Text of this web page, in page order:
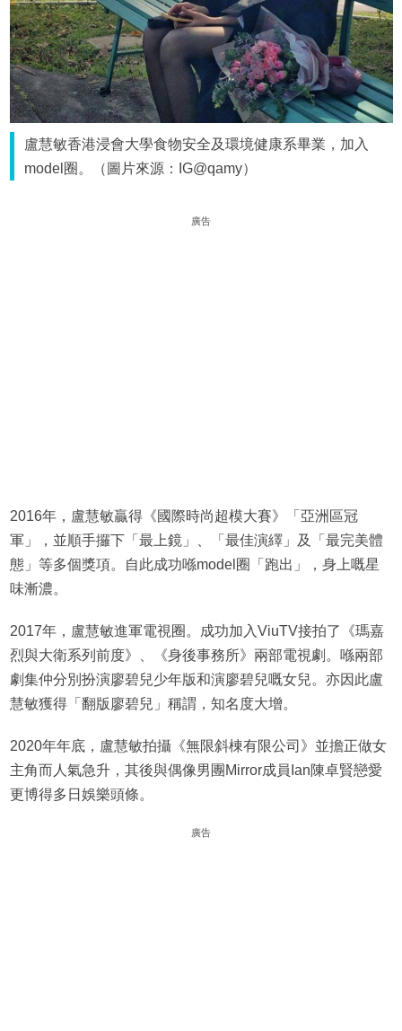
盧慧敏香港浸會大學食物安全及環境健康系畢業，加入
model圈。（圖片來源：IG@qamy）
廣告
2016年，盧慧敏贏得《國際時尚超模大賽》「亞洲區冠
軍」，並順手攞下「最上鏡」、「最佳演繹」及「最完美體
態」等多個獎項。自此成功喺model圈「跑出」，身上嘅星
味漸濃。
2017年，盧慧敏進軍電視圈。成功加入ViuTV接拍了《瑪嘉
烈與大衛系列前度》、《身後事務所》兩部電視劇。喺兩部
劇集仲分別扮演廖碧兒少年版和演廖碧兒嘅女兒。亦因此盧
慧敏獲得「翻版廖碧兒」稱謂，知名度大增。
2020年年底，盧慧敏拍攝《無限斜棟有限公司》並擔正做女
主角而人氣急升，其後與偶像男團Mirror成員Ian陳卓賢戀愛
更博得多日娛樂頭條。
廣告